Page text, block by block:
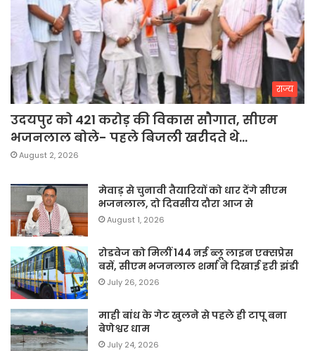
राज्य
उदयपुर को 421 करोड़ की विकास सौगात, सीएम
भजनलाल बोले- पहले बिजली खरीदते थे…
August 2, 2026
मेवाड़ से चुनावी तैयारियों को धार देंगे सीएम
भजनलाल, दो दिवसीय दौरा आज से
August 1, 2026
रोडवेज को मिलीं 144 नई ब्लू लाइन एक्सप्रेस
बसें, सीएम भजनलाल शर्मा ने दिखाई हरी झंडी
July 26, 2026
माही बांध के गेट खुलने से पहले ही टापू बना
बेणेश्वर धाम
July 24, 2026